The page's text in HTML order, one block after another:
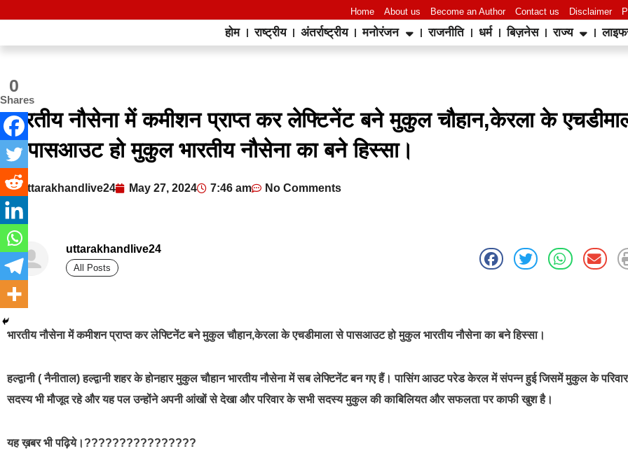
Home About us Become an Author Contact us Disclaimer
होम राष्ट्रीय अंतर्राष्ट्रीय मनोरंजन राजनीति धर्म बिज़नेस राज्य
भारतीय नौसेना में कमीशन प्राप्त कर लेफ्टिनेंट बने मुकुल चौहान,केरला के
से पासआउट हो मुकुल भारतीय नौसेना का बने हिस्सा।
uttarakhandlive24 May 27, 2024 7:46 am No Comments
uttarakhandlive24
All Posts
भारतीय नौसेना में कमीशन प्राप्त कर लेफ्टिनेंट बने मुकुल चौहान,केरला के एचडीमाला से पासआउट हो मुकुल भारतीय नौसेना का बने हिस्सा।
हल्द्वानी ( नैनीताल) हल्द्वानी शहर के होनहार मुकुल चौहान भारतीय नौसेना में सब लेफ्टिनेंट बन गए हैं। पासिंग आउट परेड केरल में संपन्न हुई जिसमें मुकुल के
सदस्य भी मौजूद रहे और यह पल उन्होंने अपनी आंखों से देखा और परिवार के सभी सदस्य मुकुल की काबिलियत और सफलता पर काफी खुश है।
यह ख़बर भी पढ़िये।????????????????
0
Shares